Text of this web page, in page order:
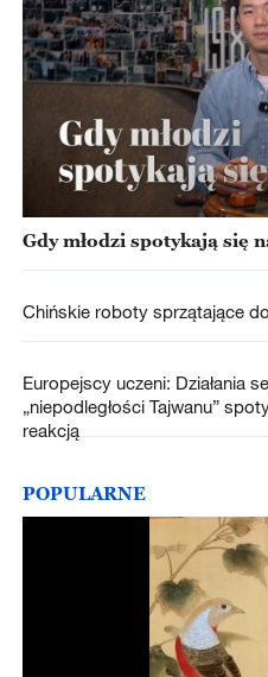
Gdy młodzi spotykają się
Chińskie roboty sprzątające
Europejscy uczeni: Działania
„niepodległości Tajwanu”
reakcją
POPULARNE